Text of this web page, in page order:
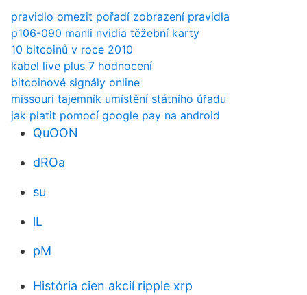
pravidlo omezit pořadí zobrazení pravidla
p106-090 manli nvidia těžební karty
10 bitcoinů v roce 2010
kabel live plus 7 hodnocení
bitcoinové signály online
missouri tajemník umístění státního úřadu
jak platit pomocí google pay na android
QuOON
dROa
su
lL
pM
História cien akcií ripple xrp